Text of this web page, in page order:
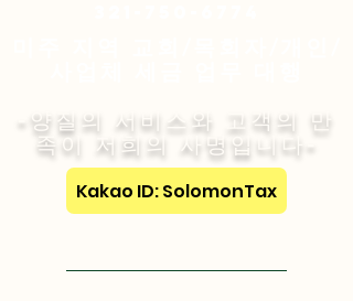
-양질의 서비스와 고객의 만
족이 저희의 사명입니다-
Kakao ID: SolomonTax